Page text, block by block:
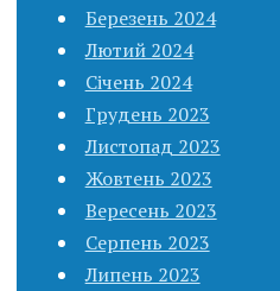
Березень 2024
Лютий 2024
Січень 2024
Грудень 2023
Листопад 2023
Жовтень 2023
Вересень 2023
Серпень 2023
Липень 2023